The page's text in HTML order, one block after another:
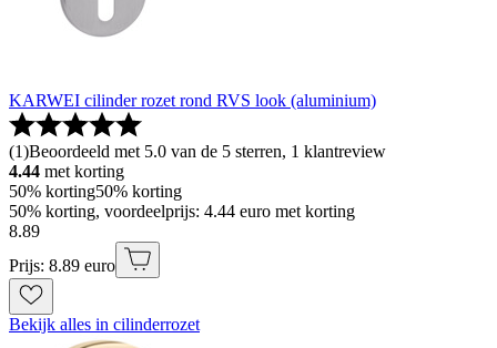
KARWEI cilinder rozet rond RVS look (aluminium)
(1)Beoordeeld met 5.0 van de 5 sterren, 1 klantreview
4.44 met korting
50% korting50% korting
50% korting, voordeelprijs: 4.44 euro met korting
8.89
Prijs: 8.89 euro
Bekijk alles in cilinderrozet